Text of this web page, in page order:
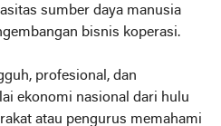
sumber daya manusia
bisnis koperasi.
profesional, dan
ekonomi nasional dari hulu
atau pengurus memahami